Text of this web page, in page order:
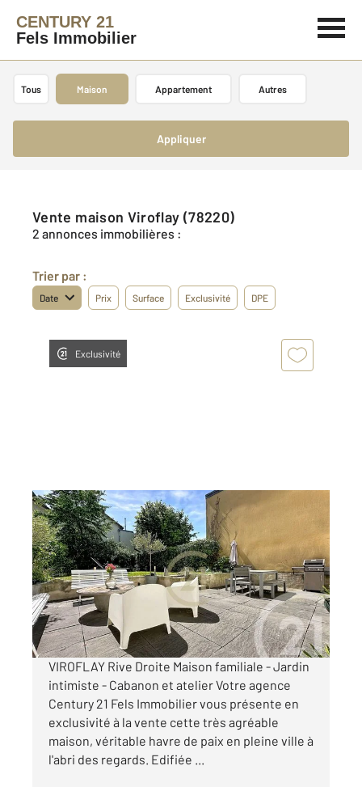
CENTURY 21
Fels Immobilier
Tous Maison Appartement Autres
Appliquer
Vente maison Viroflay (78220)
2 annonces immobilières :
Trier par :
Date Prix Surface Exclusivité DPE
Exclusivité
VIROFLAY 78
106,86 m2, 5 pièces
Ref : 493
Maison à vendre
753 000 €
Visiter le site dédié
VIROFLAY Rive Droite Maison familiale - Jardin
intimiste - Cabanon et atelier Votre agence
Century 21 Fels Immobilier vous présente en
exclusivité à la vente cette très agréable
maison, véritable havre de paix en pleine ville à
l'abri des regards. Edifiée ...